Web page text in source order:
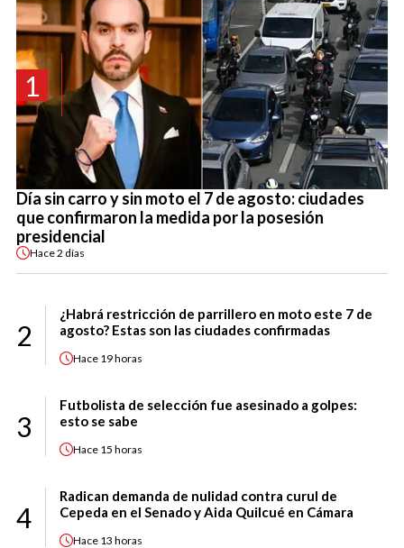
1
Día sin carro y sin moto el 7 de agosto: ciudades
que confirmaron la medida por la posesión
presidencial
Hace2 días
2
¿Habrá restricción de parrillero en moto este 7 de
agosto? Estas son las ciudades confirmadas
Hace 19 horas
3
Futbolista de selección fue asesinado a golpes:
esto se sabe
Hace 15 horas
4
Radican demanda de nulidad contra curul de
Cepeda en el Senado y Aida Quilcué en Cámara
Hace 13 horas